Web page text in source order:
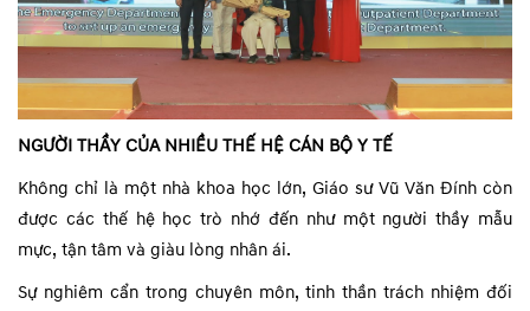
NGƯỜI THẦY CỦA NHIỀU THẾ HỆ CÁN BỘ Y TẾ
Không chỉ là một nhà khoa học lớn, Giáo sư Vũ Văn Đính còn
được các thế hệ học trò nhớ đến như một người thầy mẫu
mực, tận tâm và giàu lòng nhân ái.
Sự nghiêm cẩn trong chuyên môn, tinh thần trách nhiệm đối